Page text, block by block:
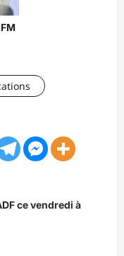
ce vendredi à